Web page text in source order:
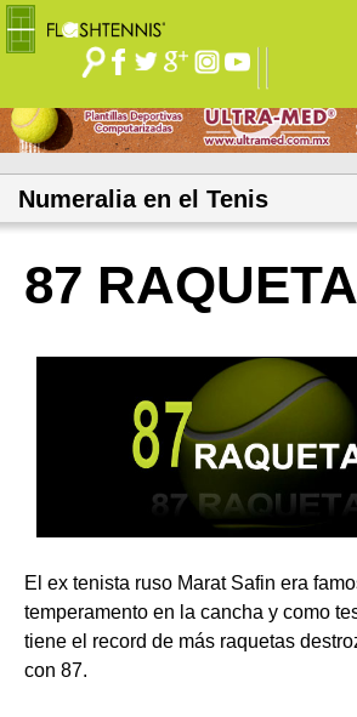
Numeralia en el Tenis
87
El ex tenista ruso Marat Safin era
temperamento en la cancha y como
tiene el record de más raquetas
con 87.